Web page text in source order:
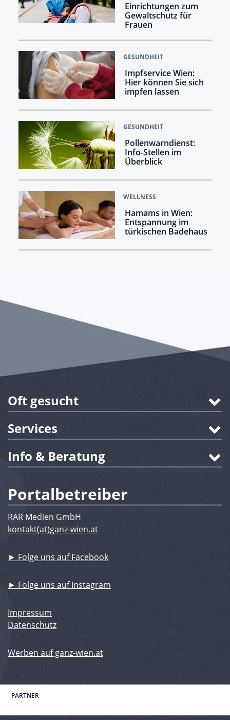
Einrichtungen zum
Gewaltschutz für
Frauen
GESUNDHEIT
Impfservice Wien:
Hier können Sie sich
impfen lassen
GESUNDHEIT
Pollenwarndienst:
Info-Stellen im
Überblick
WELLNESS
Hamams in Wien:
Entspannung im
türkischen Badehaus
Oft gesucht
Services
Info & Beratung
Portalbetreiber
RAR Medien GmbH
kontakt(at)ganz-wien.at
► Folge uns auf Facebook
► Folge uns auf Instagram
Impressum
Datenschutz
Werben auf ganz-wien.at
PARTNER